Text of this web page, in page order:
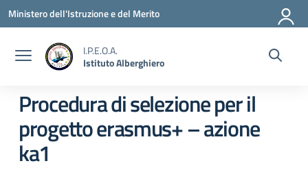
Vai ai contenuti
Vai al menu di navigazione
Vai al footer
Ministero dell'Istruzione e del Merito
I.P.E.O.A.
Istituto Alberghiero
Procedura di selezione per il
progetto erasmus+ – azione
ka1